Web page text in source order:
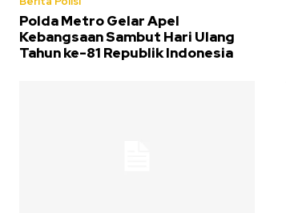
Polda Metro Gelar Apel
Kebangsaan Sambut Hari Ulang
Tahun ke-81 Republik Indonesia